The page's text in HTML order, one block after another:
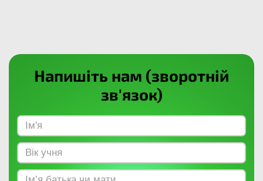
Напишіть нам (зворотній
зв'язок)